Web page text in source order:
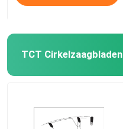
TCT Cirkelzaagbladen